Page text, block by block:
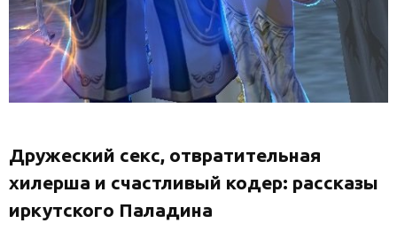
Дружеский секс, отвратительная
хилерша и счастливый кодер: рассказы
иркутского Паладина